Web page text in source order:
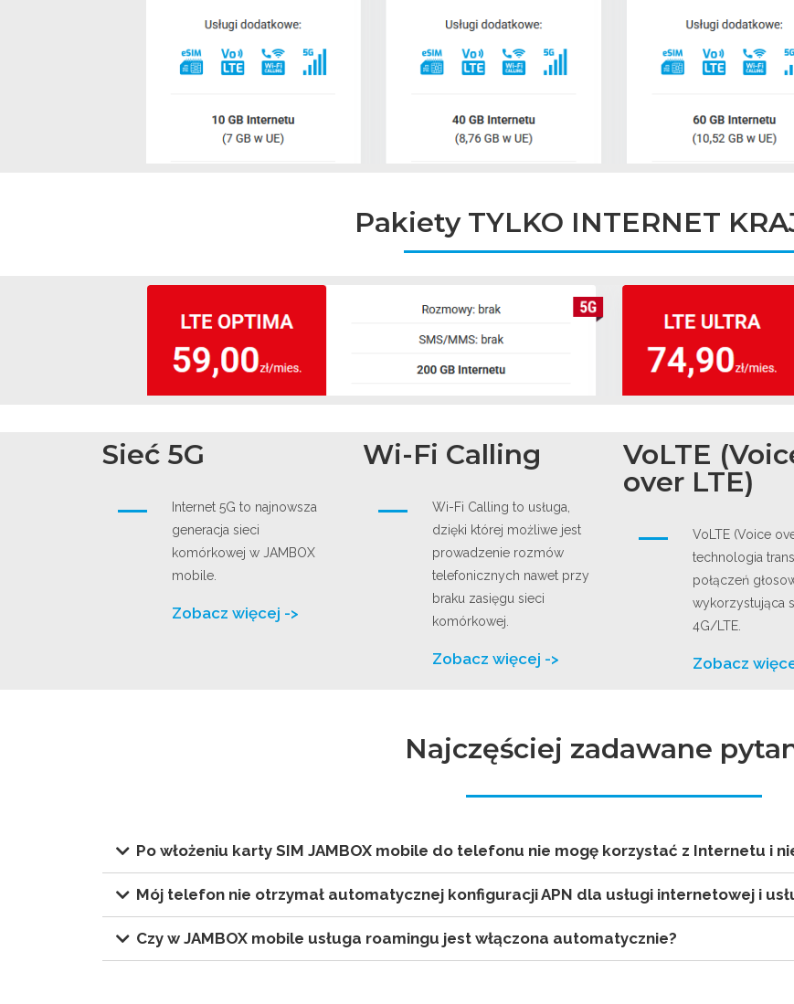
Pakiety TYLKO INTERNET
Sieć 5G
Internet 5G to najnowsza
generacja sieci
komórkowej w JAMBOX
mobile.
Zobacz więcej ->
Wi-Fi Calling
Wi-Fi Calling to usługa,
dzięki której możliwe jest
prowadzenie rozmów
telefonicznych nawet przy
braku zasięgu sieci
komórkowej.
Zobacz więcej ->
VoLTE
over LTE)
VoLTE (Voice
technologia
połączeń
wykorzystująca
4G/LTE.
Zobacz
Najczęściej zadawane
Po włożeniu karty SIM JAMBOX mobile do telefonu nie mogę korzystać z Internetu i
Mój telefon nie otrzymał automatycznej konfiguracji APN dla usługi internetowej i
Czy w JAMBOX mobile usługa roamingu jest włączona automatycznie?